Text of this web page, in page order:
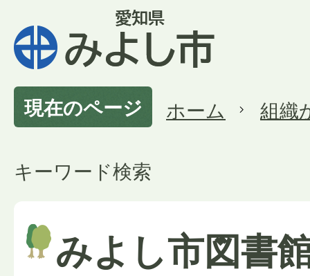
現在のページ ホーム 組織
キーワード検索
みよし市図書